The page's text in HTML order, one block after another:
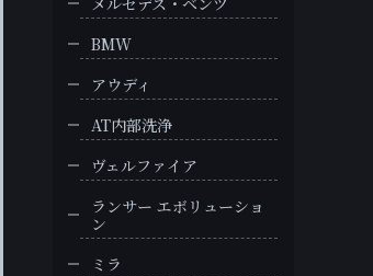
BMW
アウディ
AT内部洗浄
ヴェルファイア
ランサー エボリューショ
ン
ミラ